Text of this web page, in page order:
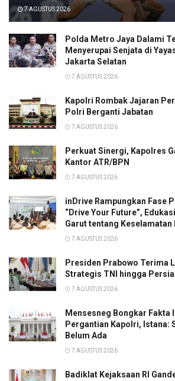
7 AGUSTUS 2026
Polda Metro Jaya Dalami
Menyerupai Senjata di
Jakarta Selatan
7 AGUSTUS 2026
Kapolri Rombak Jajaran
Polri Berganti Jabatan
7 AGUSTUS 2026
Perkuat Sinergi, Kapolres
Kantor ATR/BPN
7 AGUSTUS 2026
inDrive Rampungkan Fase
“Drive Your Future”,
Garut tentang Keselamatan
7 AGUSTUS 2026
Presiden Prabowo Terima
Strategis TNI hingga
7 AGUSTUS 2026
Mensesneg Bongkar Fakta
Pergantian Kapolri, Istana:
Belum Ada
7 AGUSTUS 2026
Badiklat Kejaksaan RI